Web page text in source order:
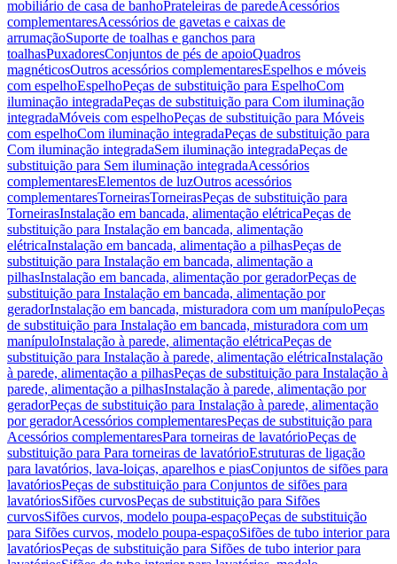
mobiliário de casa de banhoPrateleiras de paredeAcessórios
complementaresAcessórios de gavetas e caixas de
arrumaçãoSuporte de toalhas e ganchos para
toalhasPuxadoresConjuntos de pés de apoioQuadros
magnéticosOutros acessórios complementaresEspelhos e móveis
com espelhoEspelhoPeças de substituição para EspelhoCom
iluminação integradaPeças de substituição para Com iluminação
integradaMóveis com espelhoPeças de substituição para Móveis
com espelhoCom iluminação integradaPeças de substituição para
Com iluminação integradaSem iluminação integradaPeças de
substituição para Sem iluminação integradaAcessórios
complementaresElementos de luzOutros acessórios
complementaresTorneirasTorneirasPeças de substituição para
TorneirasInstalação em bancada, alimentação elétricaPeças de
substituição para Instalação em bancada, alimentação
elétricaInstalação em bancada, alimentação a pilhasPeças de
substituição para Instalação em bancada, alimentação a
pilhasInstalação em bancada, alimentação por geradorPeças de
substituição para Instalação em bancada, alimentação por
geradorInstalação em bancada, misturadora com um manípuloPeças
de substituição para Instalação em bancada, misturadora com um
manípuloInstalação à parede, alimentação elétricaPeças de
substituição para Instalação à parede, alimentação elétricaInstalação
à parede, alimentação a pilhasPeças de substituição para Instalação à
parede, alimentação a pilhasInstalação à parede, alimentação por
geradorPeças de substituição para Instalação à parede, alimentação
por geradorAcessórios complementaresPeças de substituição para
Acessórios complementaresPara torneiras de lavatórioPeças de
substituição para Para torneiras de lavatórioEstruturas de ligação
para lavatórios, lava-loiças, aparelhos e piasConjuntos de sifões para
lavatóriosPeças de substituição para Conjuntos de sifões para
lavatóriosSifões curvosPeças de substituição para Sifões
curvosSifões curvos, modelo poupa-espaçoPeças de substituição
para Sifões curvos, modelo poupa-espaçoSifões de tubo interior para
lavatóriosPeças de substituição para Sifões de tubo interior para